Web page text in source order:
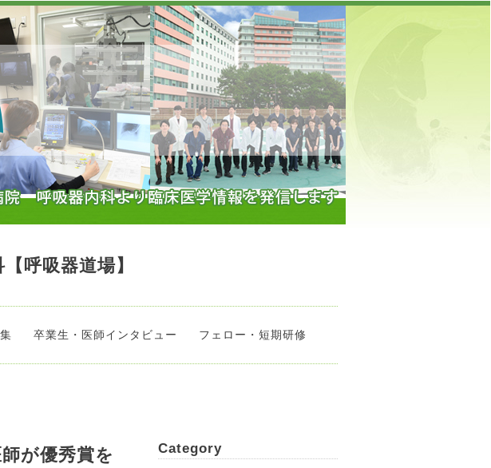
呼吸器道場】
卒業生・医師インタビュー フェロー・短期研修
が優秀賞を
Category